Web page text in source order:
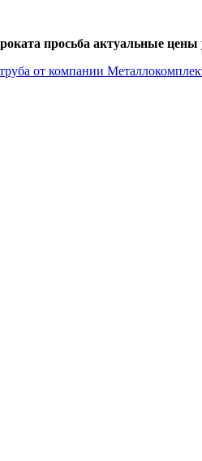
просьба актуальные